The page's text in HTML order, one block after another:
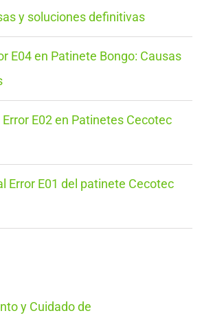
y soluciones definitivas
E04 en Patinete Bongo: Causas
E02 en Patinetes Cecotec
Error E01 del patinete Cecotec
y Cuidado de